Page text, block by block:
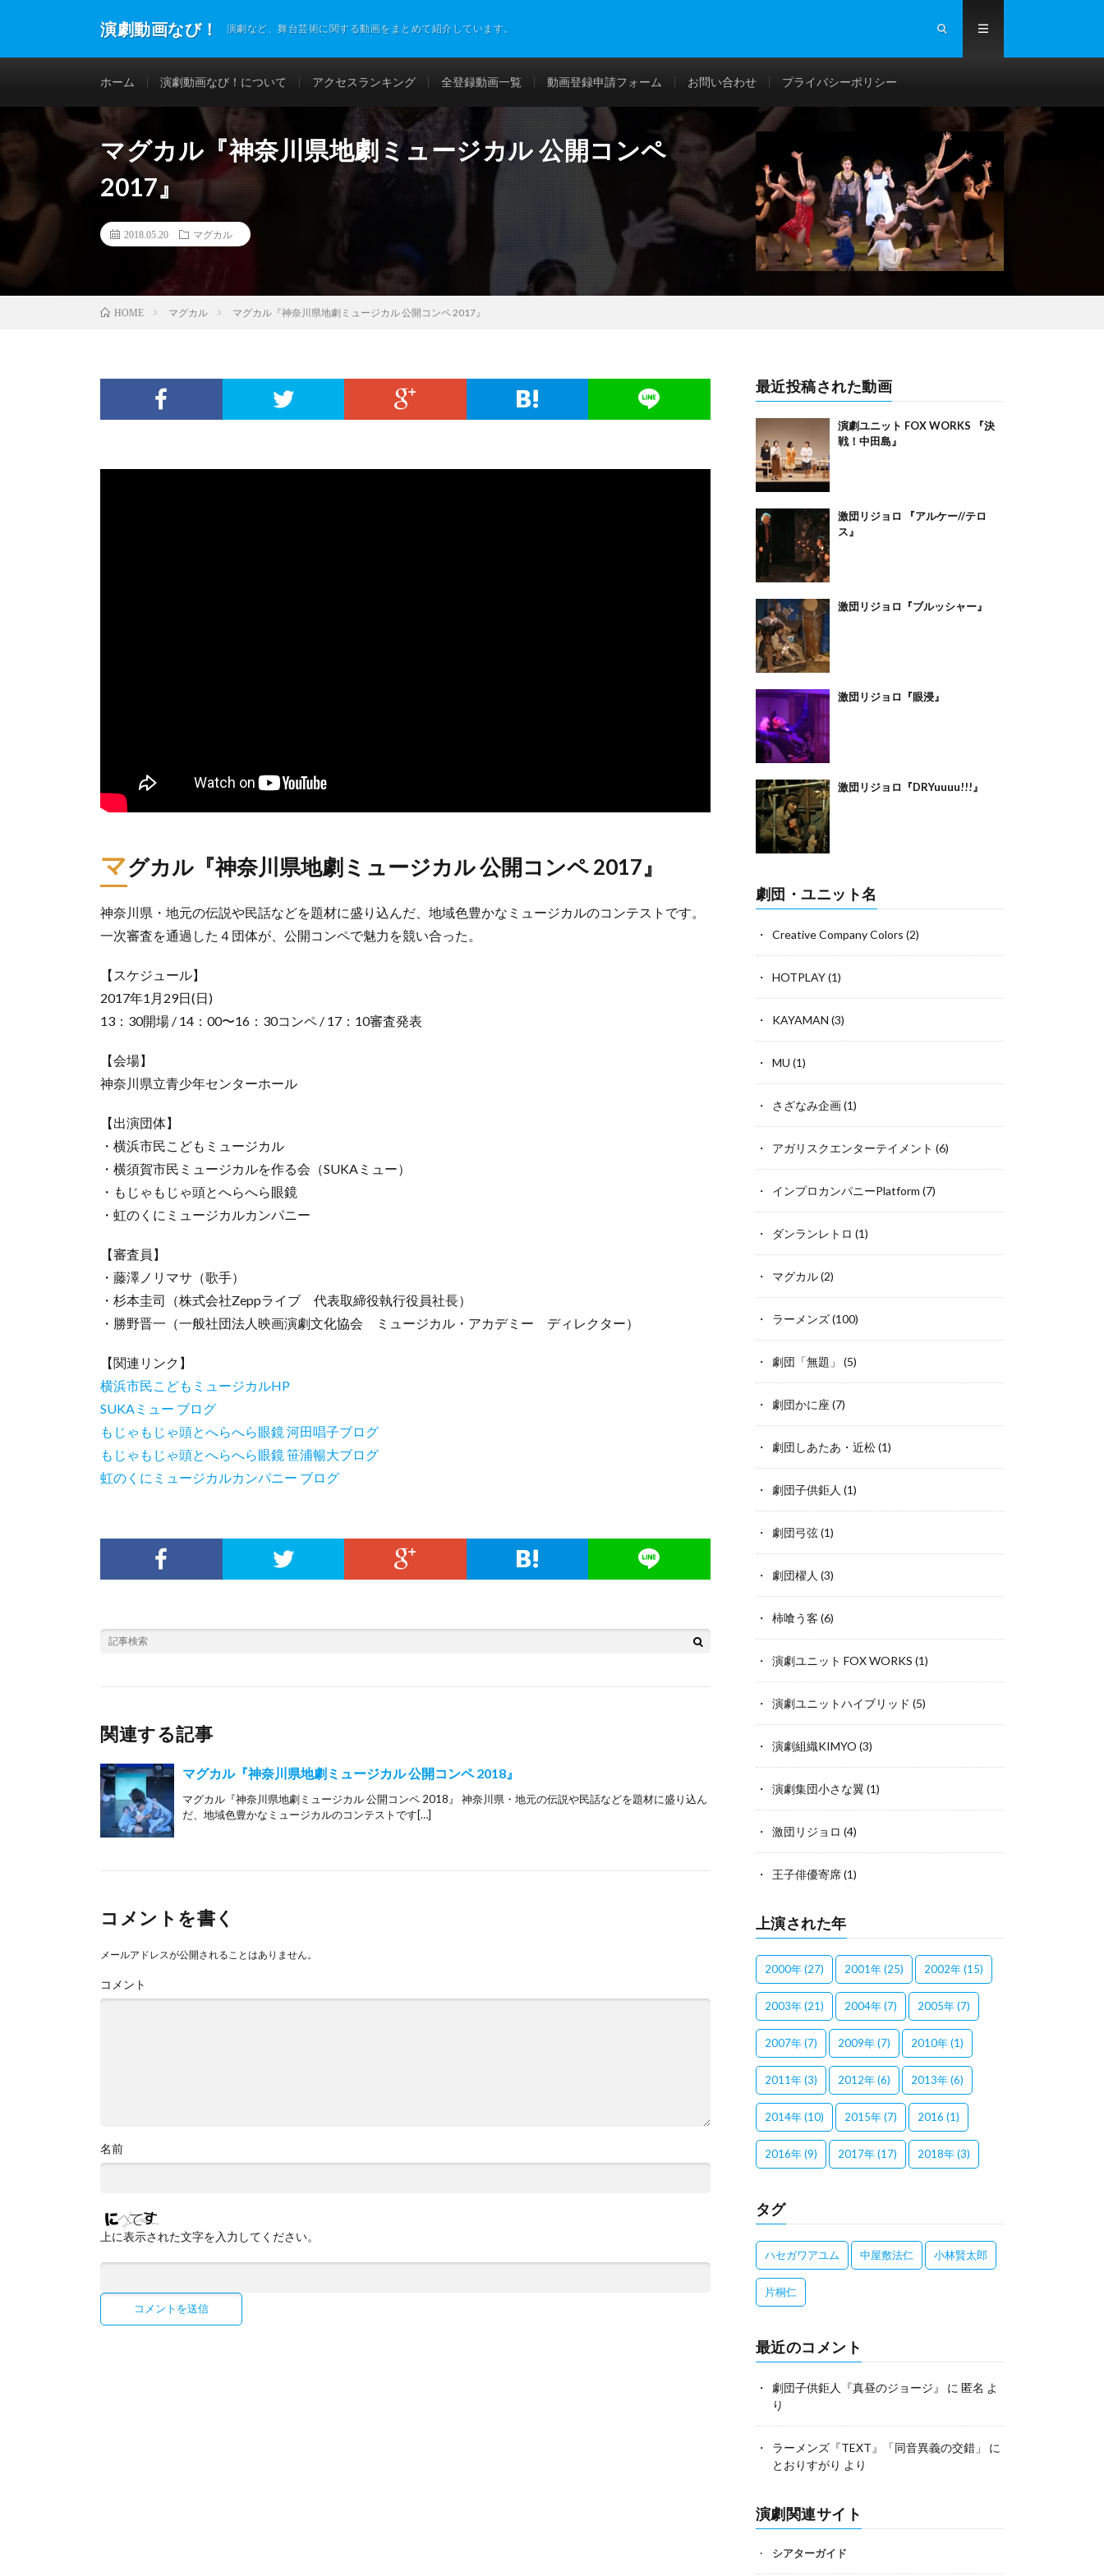
演劇動画なび！ 演劇など、舞台芸術に関する動画をまとめて紹介しています。
ホーム 演劇動画なび！について アクセスランキング 全登録動画一覧 動画登録申請フォーム お問い合わせ プライバシーポリシー
マグカル『神奈川県地劇ミュージカル 公開コンペ
2017』
2018.05.20 マグカル
HOME マグカル マグカル『神奈川県地劇ミュージカル 公開コンペ 2017』
マグカル『神奈川県地劇ミュージカル 公開コンペ 2017』
神奈川県・地元の伝説や民話などを題材に盛り込んだ、地域色豊かなミュージカルのコンテストです。
一次審査を通過した４団体が、公開コンペで魅力を競い合った。
【スケジュール】
2017年1月29日(日)
13：30開場 / 14：00〜16：30コンペ / 17：10審査発表
【会場】
神奈川県立青少年センターホール
【出演団体】
・横浜市民こどもミュージカル
・横須賀市民ミュージカルを作る会（SUKAミュー）
・もじゃもじゃ頭とへらへら眼鏡
・虹のくにミュージカルカンパニー
【審査員】
・藤澤ノリマサ（歌手）
・杉本圭司（株式会社Zeppライブ 代表取締役執行役員社長）
・勝野晋一（一般社団法人映画演劇文化協会 ミュージカル・アカデミー ディレクター）
【関連リンク】
横浜市民こどもミュージカルHP
SUKAミュー ブログ
もじゃもじゃ頭とへらへら眼鏡 河田唱子ブログ
もじゃもじゃ頭とへらへら眼鏡 笹浦暢大ブログ
虹のくにミュージカルカンパニー ブログ
関連する記事
マグカル『神奈川県地劇ミュージカル 公開コンペ 2018』
マグカル『神奈川県地劇ミュージカル 公開コンペ 2018』 神奈川県・地元の伝説や民話などを題材に盛り込ん
だ、地域色豊かなミュージカルのコンテストです[…]
コメントを書く
メールアドレスが公開されることはありません。
コメント
名前
上に表示された文字を入力してください。
最近投稿された動画
演劇ユニット FOX WORKS 『決
戦！中田島』
激団リジョロ 『アルケー//テロ
ス』
激団リジョロ『ブルッシャー』
激団リジョロ『眼浸』
激団リジョロ『DRYuuuu!!!』
劇団・ユニット名
Creative Company Colors (2)
HOTPLAY(1)
KAYAMAN (3)
MU (1)
さざなみ企画(1)
アガリスクエンターテイメント (6)
インプロカンパニーPlatform (7)
ダンランレトロ (1)
マグカル(2)
ラーメンズ(100)
劇団「無題」 (5)
劇団かに座 (7)
劇団しあたあ・近松(1)
劇団子供鉅人 (1)
劇団弓弦(1)
劇団櫂人 (3)
柿喰う客 (6)
演劇ユニット FOX WORKS (1)
演劇ユニットハイブリッド (5)
演劇組織KIMYO (3)
演劇集団小さな翼 (1)
激団リジョロ (4)
王子俳優寄席(1)
上演された年
2000年(27) 2001年(25) 2002年(15)
2003年(21) 2004年(7) 2005年(7)
2007年(7) 2009年(7) 2010年(1)
2011年(3) 2012年(6) 2013年(6)
2014年(10) 2015年(7) 2016 (1)
2016年(9) 2017年(17) 2018年(3)
タグ
ハセガワアユム 中屋敷法仁 小林賢太郎
片桐仁
最近のコメント
劇団子供鉅人『真昼のジョージ』 に 匿名 よ
り
ラーメンズ『TEXT』「同音異義の交錯」
に
とおりすがり より
演劇関連サイト
シアターガイド